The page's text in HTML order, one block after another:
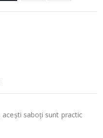
saboți sunt practic